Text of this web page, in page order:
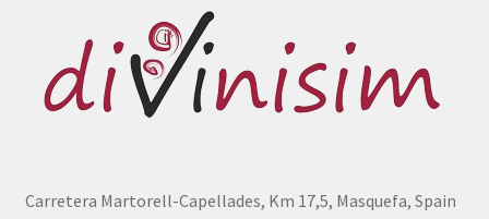
Carretera Martorell-Capellades, Km 17,5, Masquefa, Spain